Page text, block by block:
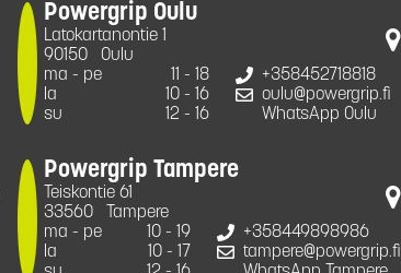
Powergrip Oulu
Latokartanontie 1
90150
Oulu
ma - pe
11 - 18
la
10 - 16
su
12 - 16
+358452718818
oulu@powergrip.fi
WhatsApp Oulu
Powergrip Tampere
Teiskontie 61
33560
Tampere
ma - pe
10 - 19
la
10 - 17
+358449898986
tampere@powergrip.fi